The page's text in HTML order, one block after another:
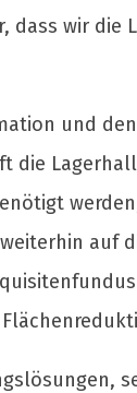
wir
und
die